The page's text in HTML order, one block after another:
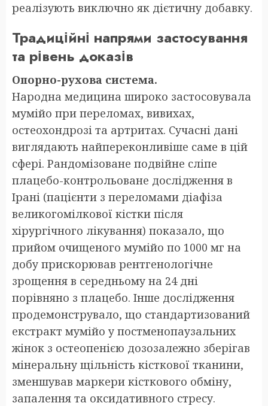
реалізують виключно як дієтичну добавку.
Традиційні напрями застосування
та рівень доказів
Опорно-рухова система.
Народна медицина широко застосовувала
мумійо при переломах, вивихах,
остеохондрозі та артритах. Сучасні дані
виглядають найпереконливіше саме в цій
сфері. Рандомізоване подвійне сліпе
плацебо-контрольоване дослідження в
Ірані (пацієнти з переломами діафіза
великогомілкової кістки після
хірургічного лікування) показало, що
прийом очищеного мумійо по 1000 мг на
добу прискорював рентгенологічне
зрощення в середньому на 24 дні
порівняно з плацебо. Інше дослідження
продемонструвало, що стандартизований
екстракт мумійо у постменопаузальних
жінок з остеопенією дозозалежно зберігав
мінеральну щільність кісткової тканини,
зменшував маркери кісткового обміну,
запалення та оксидативного стресу.